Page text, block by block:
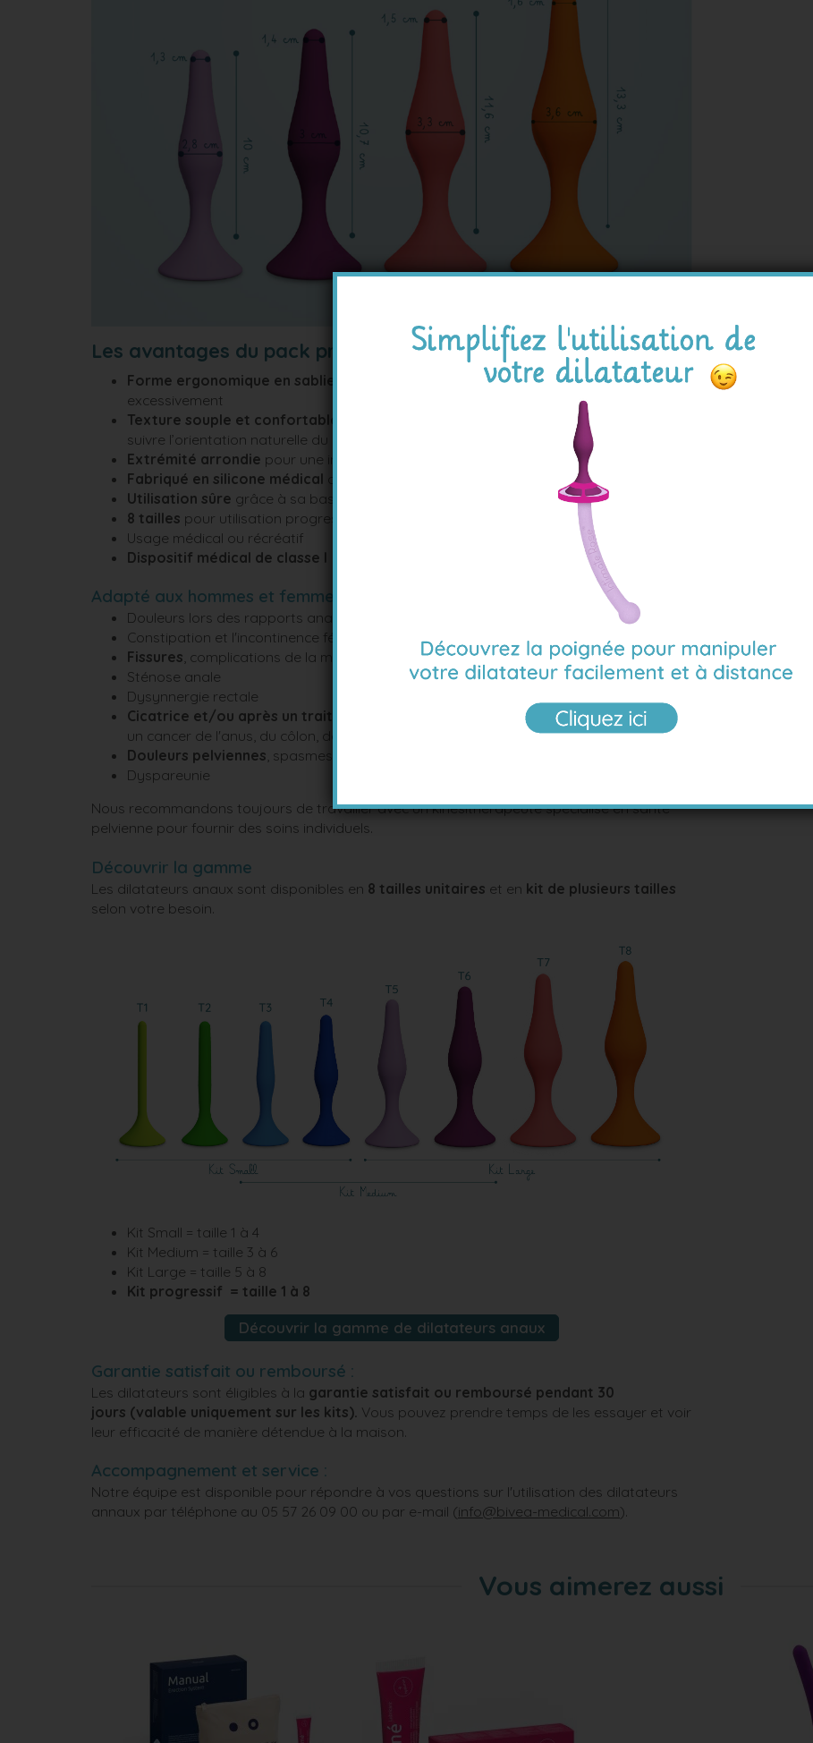
Les avantages du pack progressif
Forme ergonomique en sablier
pour entraîner le sphincter sans l'étirer
excessivement
Texture souple et confortable
tout en restant ferme pour conserver sa forme et
suivre l’orientation naturelle du rectum
Extrémité arrondie pour une insertion en douceur
Fabriqué en silicone médical
Utilisation sûre grâce à sa base ronde et large
8 tailles pour utilisation progressive
Usage médical ou récréatif
Dispositif médical de classe I
Adapté aux hommes et femmes :
Douleurs lors des rapports anaux
Constipation et l'incontinence fécale
Fissures , complications de la maladie de Crohn/MICI
Sténose anale
Dysynnergie rectale
Cicatrice et/ou après un traitement
(chimiothérapie, radiothérapie, chirurgie) pour
un cancer de l'anus, du côlon, de l'ovaire, de l'utérus, du col de l'utérus, de la vulve.
Douleurs pelviennes , spasmes musculaires anaux et hyperactivité pelvienne sévère
Dyspareunie
Nous recommandons toujours de travailler avec un kinésithérapeute spécialisé en santé
pelvienne pour fournir des soins individuels.
Découvrir la gamme
Les dilatateurs anaux sont disponibles en 8 tailles unitaires et en kit de plusieurs tailles
selon votre besoin.
Kit Small = taille 1 à 4
Kit Medium = taille 3 à 6
Kit Large = taille 5 à 8
Kit progressif = taille 1 à 8
Découvrir la gamme de dilatateurs anaux
Garantie satisfait ou remboursé :
Les dilatateurs sont éligibles à la garantie satisfait ou remboursé pendant 30
jours (valable uniquement sur les kits). Vous pouvez prendre temps de les essayer et voir
leur efficacité de manière détendue à la maison.
Accompagnement et service :
Notre équipe est disponible pour répondre à vos questions sur l'utilisation des dilatateurs
annaux par téléphone au 05 57 26 09 00 ou par e-mail (info@bivea-medical.com).
Vous aimerez aussi